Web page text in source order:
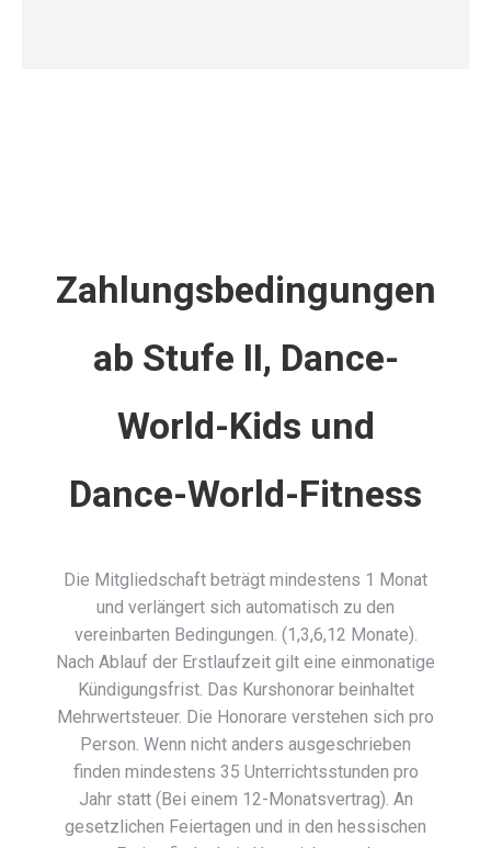
Zahlungsbedingungen
ab Stufe II, Dance-
World-Kids und
Dance-World-Fitness
Die Mitgliedschaft beträgt mindestens 1 Monat
und verlängert sich automatisch zu den
vereinbarten Bedingungen. (1,3,6,12 Monate).
Nach Ablauf der Erstlaufzeit gilt eine einmonatige
Kündigungsfrist. Das Kurshonorar beinhaltet
Mehrwertsteuer. Die Honorare verstehen sich pro
Person. Wenn nicht anders ausgeschrieben
finden mindestens 35 Unterrichtsstunden pro
Jahr statt (Bei einem 12-Monatsvertrag). An
gesetzlichen Feiertagen und in den hessischen